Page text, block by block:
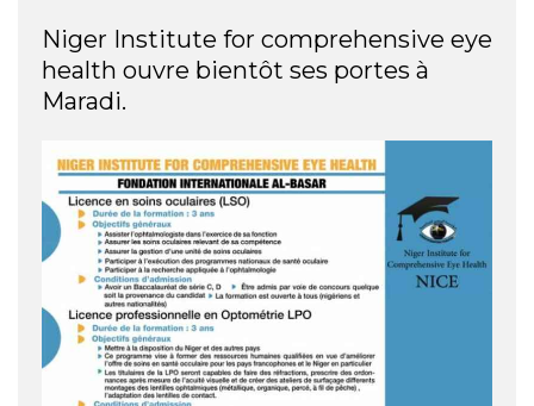
Niger Institute for comprehensive eye
health ouvre bientôt ses portes à
Maradi.